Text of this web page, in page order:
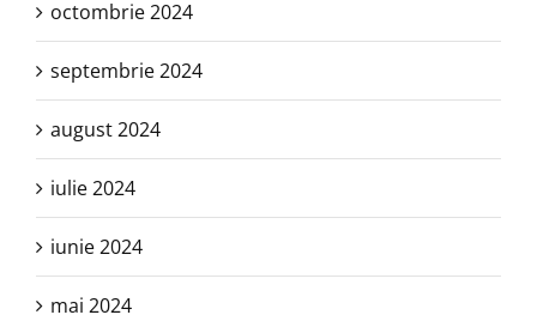
octombrie 2024
septembrie 2024
august 2024
iulie 2024
iunie 2024
mai 2024